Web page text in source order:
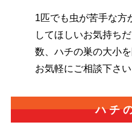
1匹でも虫が苦手な方
してほしいお気持ち
数、ハチの巣の大小
お気軽にご相談下さい
ハ チ